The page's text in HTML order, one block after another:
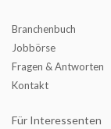
Branchenbuch
Jobbörse
Fragen & Antworten
Kontakt
Für Interessenten